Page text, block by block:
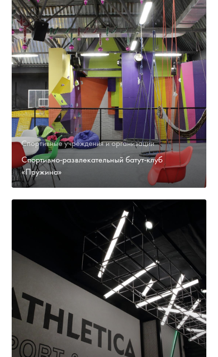
Спортивные учреждения и организации
Спортивно-развлекательный батут-клуб
«Пружина»